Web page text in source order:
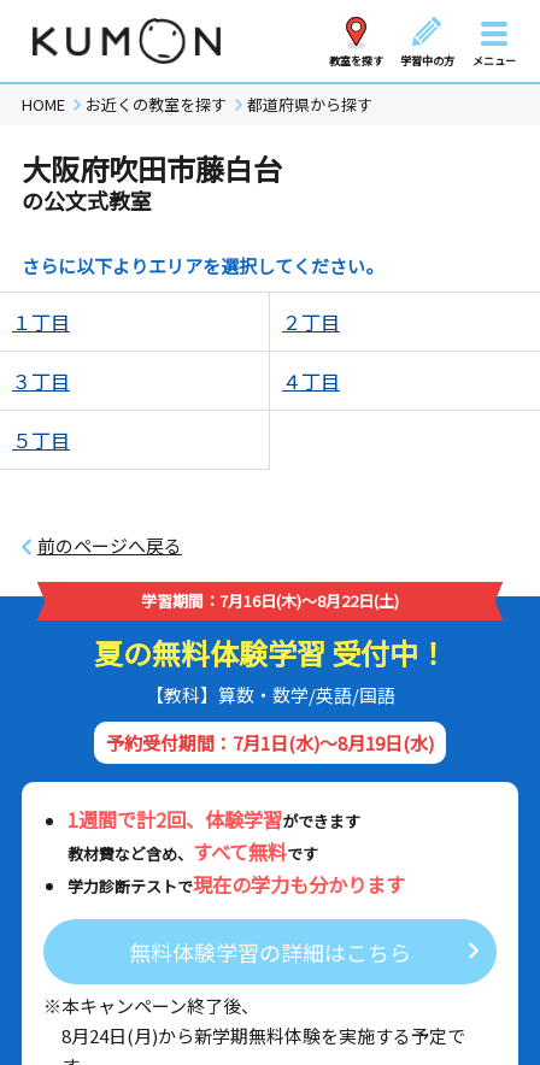
教室を探す 学習中の方 メニュー
HOME お近くの教室を探す 都道府県から探す
大阪府吹田市藤白台
の公文式教室
さらに以下よりエリアを選択してください。
１丁目 ２丁目
３丁目 ４丁目
５丁目
前のページへ戻る
学習期間：7月16日(木)～8月22日(土)
夏の無料体験学習 受付中！
【教科】算数・数学/英語/国語
予約受付期間：7月1日(水)～8月19日(水)
1週間で計2回、体験学習ができます
教材費など含め、 すべて無料です
学力診断テストで現在の学力も分かります
無料体験学習の詳細はこちら
※本キャンペーン終了後、
8月24日(月)から新学期無料体験を実施する予定で